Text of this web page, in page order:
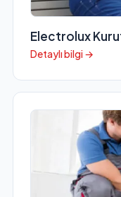
Electrolux
Detaylı bilgi →